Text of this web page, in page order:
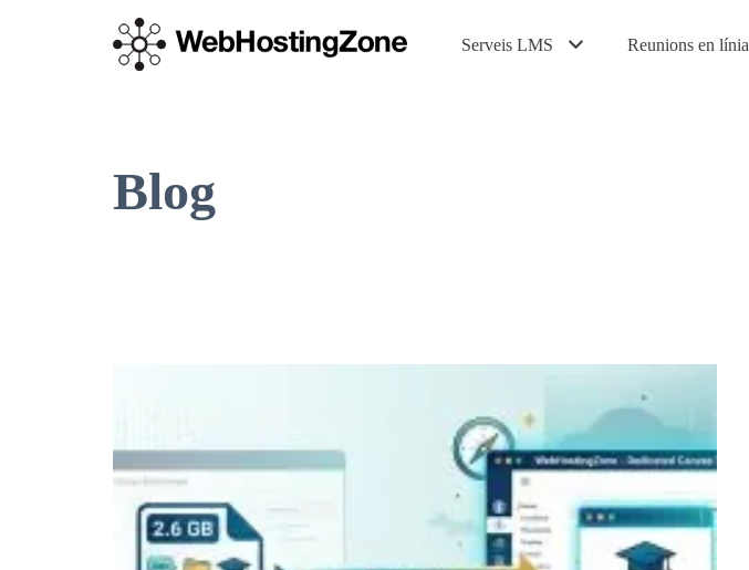
Serveis LMS Reunions en línia
Blog